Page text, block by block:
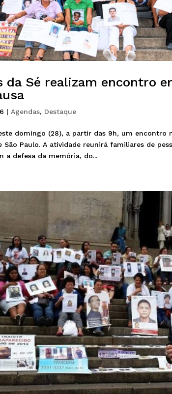
da Sé realizam encontro
| Agendas, Destaque
domingo (28), a partir das 9h, um encontro
Paulo. A atividade reunirá familiares de
a defesa da memória, do...